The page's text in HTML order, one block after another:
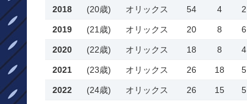
2018 (20歳) オリックス 54 4 2
2019 (21歳) オリックス 20 8 6
2020 (22歳) オリックス 18 8 4
2021 (23歳) オリックス 26 18 5
2022 (24歳) オリックス 26 15 5